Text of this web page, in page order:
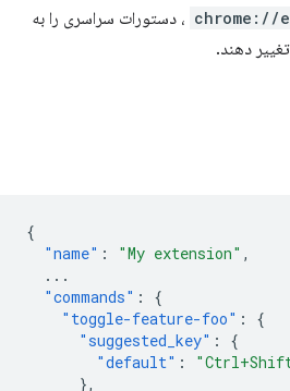
chrome:// ، دستورات سراسری را به
دهند.
{
"name" : "My extension" ,
...
"commands" :
{
"toggle-feature-foo" :
{
"suggested_key" :
{
"default" :
},